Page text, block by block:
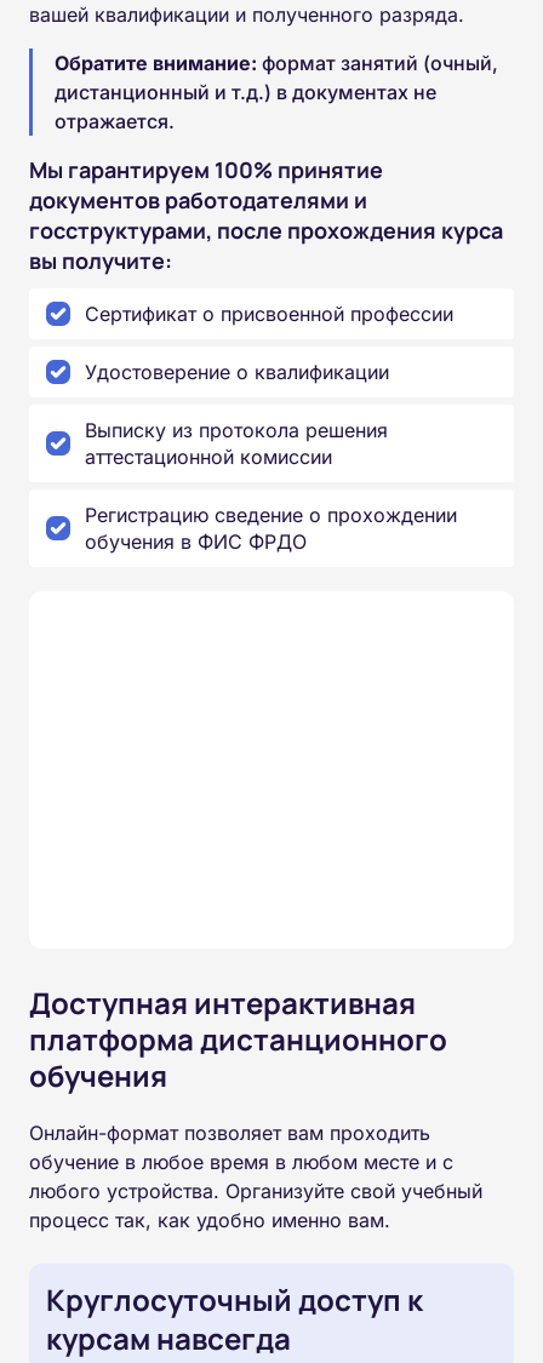
вашей квалификации и полученного разряда.
Обратите внимание: формат занятий (очный,
дистанционный и т.д.) в документах не
отражается.
Мы гарантируем 100% принятие
документов работодателями и
госструктурами, после прохождения курса
вы получите:
Сертификат о присвоенной профессии
Удостоверение о квалификации
Выписку из протокола решения
аттестационной комиссии
Регистрацию сведение о прохождении
обучения в ФИС ФРДО
Доступная интерактивная
платформа дистанционного
обучения
Онлайн-формат позволяет вам проходить
обучение в любое время в любом месте и с
любого устройства. Организуйте свой учебный
процесс так, как удобно именно вам.
Круглосуточный доступ к
курсам навсегда